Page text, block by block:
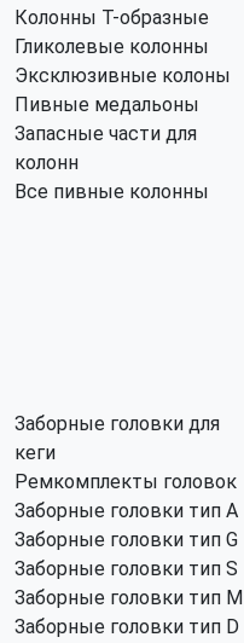
Колонны Т-образные
Гликолевые колонны
Эксклюзивные колоны
Пивные медальоны
Запасные части для
колонн
Все пивные колонны
Заборные головки для
кеги
Ремкомплекты головок
Заборные головки тип А
Заборные головки тип G
Заборные головки тип S
Заборные головки тип M
Заборные головки тип D